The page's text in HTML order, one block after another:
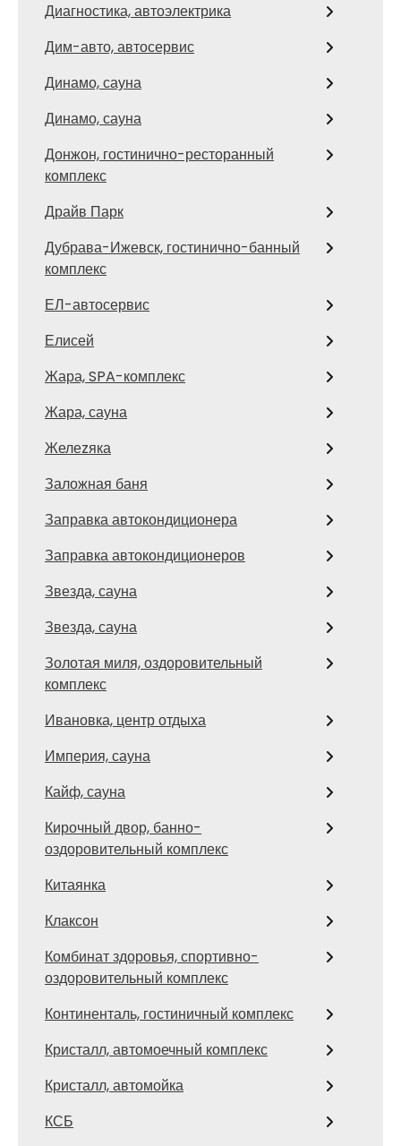
Диагностика, автоэлектрика
Дим-авто, автосервис
Динамо, сауна
Динамо, сауна
Донжон, гостинично-ресторанный
комплекс
Драйв Парк
Дубрава-Ижевск, гостинично-банный
комплекс
ЕЛ-автосервис
Елисей
Жара, SPA-комплекс
Жара, сауна
Желеzяка
Заложная баня
Заправка автокондиционера
Заправка автокондиционеров
Звезда, сауна
Звезда, сауна
Золотая миля, оздоровительный
комплекс
Ивановка, центр отдыха
Империя, сауна
Кайф, сауна
Кирочный двор, банно-
оздоровительный комплекс
Китаянка
Клаксон
Комбинат здоровья, спортивно-
оздоровительный комплекс
Континенталь, гостиничный комплекс
Кристалл, автомоечный комплекс
Кристалл, автомойка
КСБ